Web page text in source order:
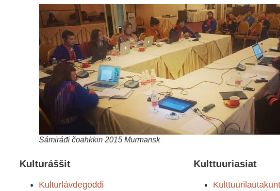
Sámiráđi čoahkkin 2015 Murmansk
Kulturáššit
Kulturlávdegoddi
Kulttuuriasiat